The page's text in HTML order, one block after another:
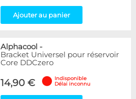
Ajouter au panier
Alphacool -
Bracket Universel pour réservoir
Core DDCzero
14,90 €
Indisponible
Délai inconnu